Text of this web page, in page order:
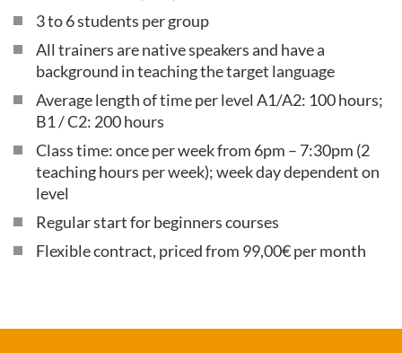
3 to 6 students per group
All trainers are native speakers and have a
background in teaching the target language
Average length of time per level A1/A2: 100 hours;
B1 / C2: 200 hours
Class time: once per week from 6pm – 7:30pm (2
teaching hours per week); week day dependent on
level
Regular start for beginners courses
Flexible contract, priced from 99,00€ per month